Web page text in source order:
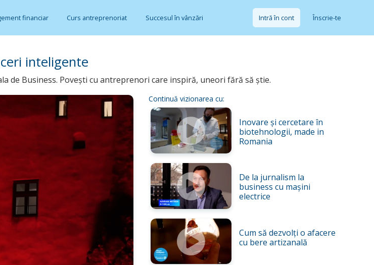
financiar Curs antreprenoriat Succesul în vânzări Intră în cont Înscrie-te
inteligente
de Business. Povești cu antreprenori care inspiră, uneori fără să știe.
Continuă vizionarea cu:
Inovare și cercetare în
biotehnologii, made in
Romania
De la jurnalism la
business cu mașini
electrice
Cum să dezvolți o afacere
cu bere artizanală